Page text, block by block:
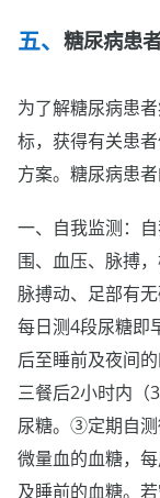
糖尿病患
为了解糖尿病患
标，获得有关患
方案。糖尿病患
一、自我监测：
围、血压、脉搏
脉搏动、足部有
每日测4段尿糖即
后至睡前及夜间
三餐后2小时内（
尿糖。③定期自测
微量血的血糖，
及睡前的血糖。